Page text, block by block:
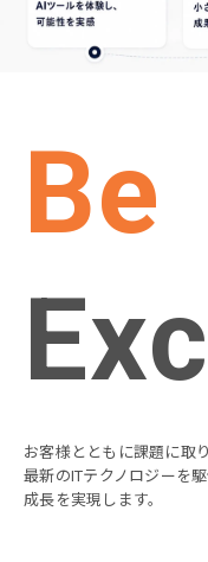
Be
お客様とともに課題に取
最新のITテクノロジーを
成長を実現します。